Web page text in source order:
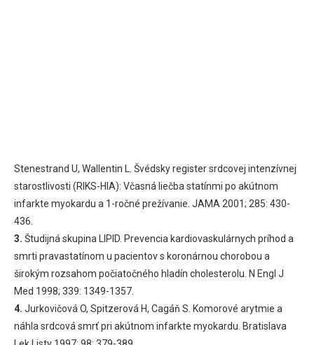
Stenestrand U, Wallentin L. Švédsky register srdcovej intenzívnej
starostlivosti (RIKS-HIA): Včasná liečba statínmi po akútnom
infarkte myokardu a 1-ročné prežívanie. JAMA 2001; 285: 430-
436.
3. Študijná skupina LIPID. Prevencia kardiovaskulárnych príhod a
smrti pravastatínom u pacientov s koronárnou chorobou a
širokým rozsahom počiatočného hladín cholesterolu. N Engl J
Med 1998; 339: 1349-1357.
4. Jurkovičová O, Spitzerová H, Cagáň S. Komorové arytmie a
náhla srdcová smrť pri akútnom infarkte myokardu. Bratislava